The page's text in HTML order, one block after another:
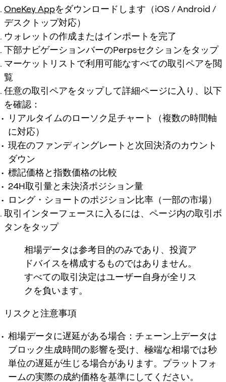
OneKey Appをダウンロードします（iOS / Android /
デスクトップ対応）
ウォレットの作成またはインポートを完了
下部ナビゲーションバーのPerpsセクションをタップ
マーケットリストで利用可能なすべての取引ペアを閲
覧
任意の取引ペアをタップして詳細ページに入り、以下
を確認：
リアルタイムのローソク足チャート（複数の時間軸
に対応）
現在のファンディングレートと次回決済のカウント
ダウン
標記価格と指数価格の比較
24H取引量と未決済ポジション量
ロング・ショートのポジション比率（一部の市場）
取引インターフェースに入るには、ページ内の取引ボ
タンをタップ
相場データは参考目的のみであり、投資ア
ドバイスを構成するものではありません。
すべての取引決定はユーザー自身が全リス
クを負います。
リスクと注意事項
相場データに遅延がある場合：チェーン上データは
ブロック生成時間の影響を受け、極端な相場では秒
単位の遅延が生じる場合があります。プラットフォ
ームの実際の成約価格を基準にしてください。